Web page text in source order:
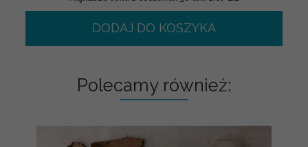
DODAJ DO KOSZYKA
Polecamy również: